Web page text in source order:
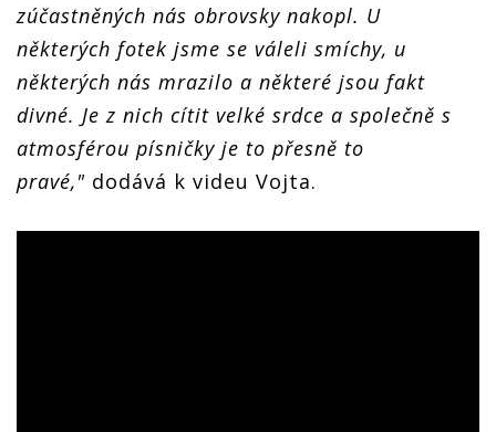
zúčastněných nás obrovsky nakopl. U
některých fotek jsme se váleli smíchy, u
některých nás mrazilo a některé jsou fakt
divné. Je z nich cítit velké srdce a společně s
atmosférou písničky je to přesně to
pravé," dodává k videu Vojta.